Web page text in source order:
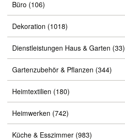
Büro (106)
Dekoration (1018)
Dienstleistungen Haus & Garten (33)
Gartenzubehör & Pflanzen (344)
Heimtextilien (180)
Heimwerken (742)
Küche & Esszimmer (983)